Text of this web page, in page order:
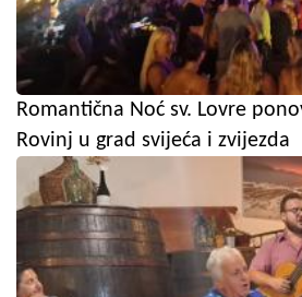
Romantična Noć sv. Lovre
Rovinj u grad svijeća i zvijezda